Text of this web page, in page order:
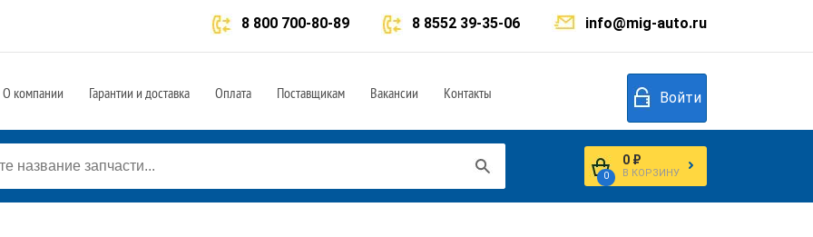
info@mig-auto.ru
8 8552 39-35-06
8 800 700-80-89
О компании Гарантии и доставка Оплата Поставщикам Вакансии Контакты Войти
0
0 ₽
В КОРЗИНУ